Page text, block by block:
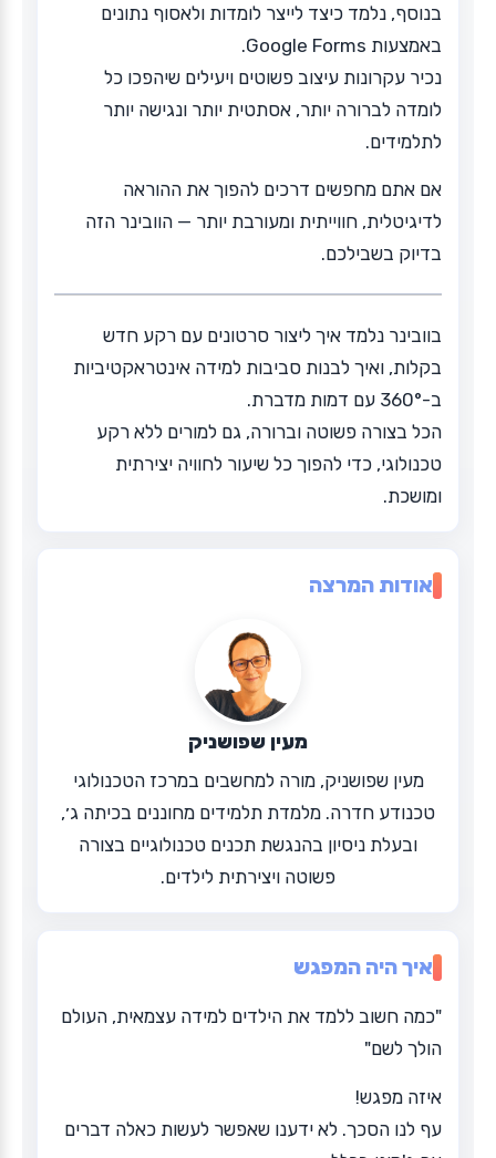
בנוסף, נלמד כיצד לייצר לומדות ולאסוף נתונים
באמצעות Google Forms.
נכיר עקרונות עיצוב פשוטים ויעילים שיהפכו כל
לומדה לברורה יותר, אסתטית יותר ונגישה יותר
לתלמידים.
אם אתם מחפשים דרכים להפוך את ההוראה
לדיגיטלית, חווייתית ומעורבת יותר — הוובינר הזה
בדיוק בשבילכם.
בוובינר נלמד איך ליצור סרטונים עם רקע חדש
בקלות, ואיך לבנות סביבות למידה אינטראקטיביות
ב-360° עם דמות מדברת.
הכל בצורה פשוטה וברורה, גם למורים ללא רקע
טכנולוגי, כדי להפוך כל שיעור לחוויה יצירתית
ומושכת.
אודות המרצה
מעין שפושניק
מעין שפושניק, מורה למחשבים במרכז הטכנולוגי
טכנודע חדרה. מלמדת תלמידים מחוננים בכיתה ג׳,
ובעלת ניסיון בהנגשת תכנים טכנולוגיים בצורה
פשוטה ויצירתית לילדים.
איך היה המפגש
"כמה חשוב ללמד את הילדים למידה עצמאית, העולם
הולך לשם"
איזה מפגש!
עף לנו הסכך. לא ידענו שאפשר לעשות כאלה דברים